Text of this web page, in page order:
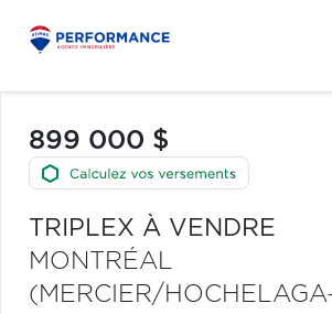
899 000 $
TRIPLEX À VENDRE
MONTRÉAL
(MERCIER/